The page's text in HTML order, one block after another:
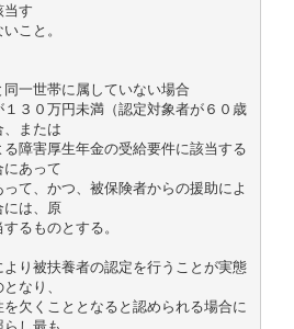
当す
こと。
一世帯に属していない場合
３０万円未満（認定対象者が６０歳
、または
障害厚生年金の受給要件に該当する
あって
て、かつ、被保険者からの援助によ
には、原
るものとする。
より被扶養者の認定を行うことが実態
なり、
欠くこととなると認められる場合に
し最も